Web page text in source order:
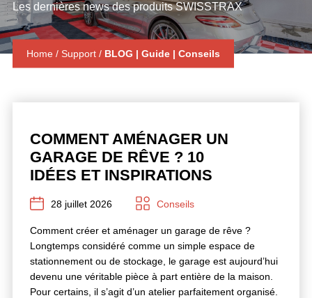
Les dernières news des produits SWISSTRAX
Home / Support/ BLOG | Guide | Conseils
COMMENT AMÉNAGER UN
GARAGE DE RÊVE ? 10
IDÉES ET INSPIRATIONS
28 juillet 2026 Conseils
Comment créer et aménager un garage de rêve ?
Longtemps considéré comme un simple espace de
stationnement ou de stockage, le garage est aujourd’hui
devenu une véritable pièce à part entière de la maison.
Pour certains, il s’agit d’un atelier parfaitement organisé.